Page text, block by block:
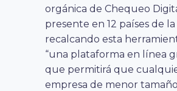
orgánica de Chequeo
presente en 12 países de
recalcando esta
“una plataforma en línea
que permitirá que
empresa de menor